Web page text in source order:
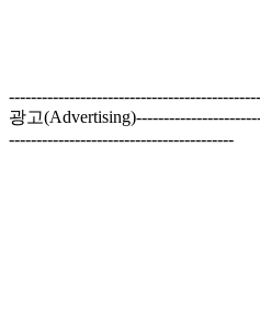
광고
-----------------------------------------